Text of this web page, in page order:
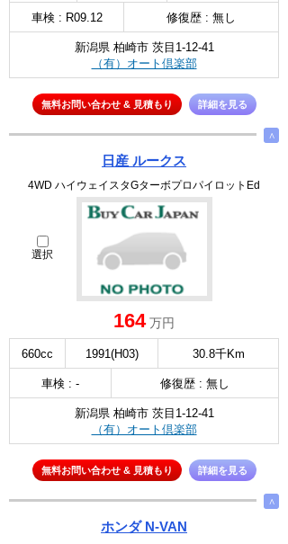
車検 : R09.12 修復歴 : 無し
新潟県 柏崎市 茨目1-12-41
（有）オート倶楽部
無料お問い合わせ & 見積もり 詳細を見る
∧
日産 ルークス
4WD ハイウェイスタGターボプロパイロットEd
選択
164万円
660cc 1991(H03) 30.8千Km
車検 : - 修復歴 : 無し
新潟県 柏崎市 茨目1-12-41
（有）オート倶楽部
無料お問い合わせ & 見積もり 詳細を見る
∧
ホンダ N-VAN